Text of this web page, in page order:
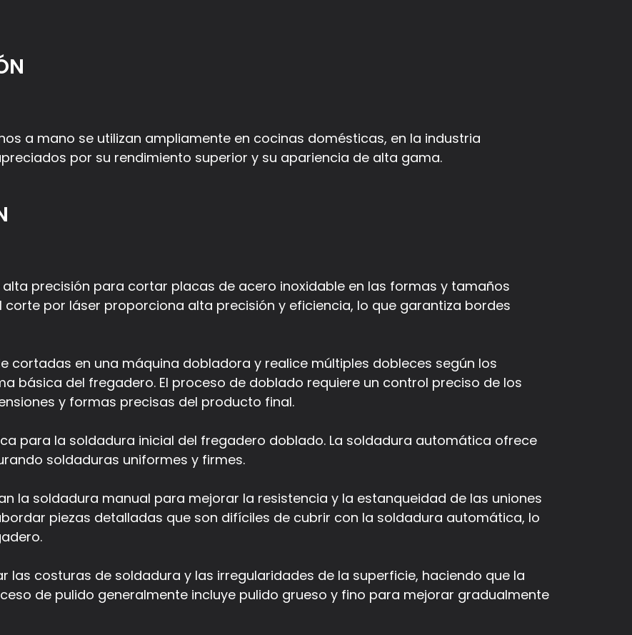
a mano se utilizan ampliamente en cocinas domésticas, en la industria
por su rendimiento superior y su apariencia de alta gama.
precisión para cortar placas de acero inoxidable en las formas y tamaños
corte por láser proporciona alta precisión y eficiencia, lo que garantiza bordes
cortadas en una máquina dobladora y realice múltiples dobleces según los
básica del fregadero. El proceso de doblado requiere un control preciso de los
y formas precisas del producto final.
para la soldadura inicial del fregadero doblado. La soldadura automática ofrece
soldaduras uniformes y firmes.
la soldadura manual para mejorar la resistencia y la estanqueidad de las uniones
piezas detalladas que son difíciles de cubrir con la soldadura automática, lo
las costuras de soldadura y las irregularidades de la superficie, haciendo que la
de pulido generalmente incluye pulido grueso y fino para mejorar gradualmente